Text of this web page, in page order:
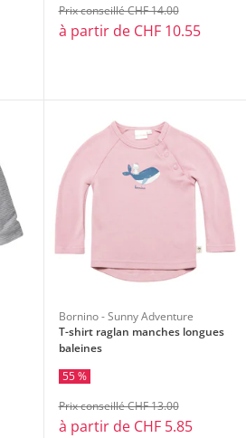
à partir de CHF 10.55
Prix conseillé CHF 14.00
Bornino - Sunny Adventure
T-shirt raglan manches longues
baleines
55 %
à partir de CHF 5.85
Prix conseillé CHF 13.00